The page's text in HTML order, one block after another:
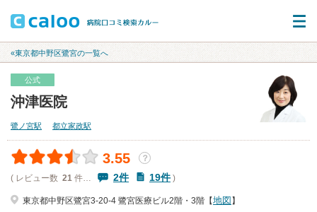
«東京都中野区鷺宮の一覧へ
公式
沖津医院
鷺ノ宮駅 都立家政駅
3.55
？
( レビュー数 21 件… 2件 19件)
東京都中野区鷺宮3-20-4 鷺宮医療ビル2階・3階【地図 】